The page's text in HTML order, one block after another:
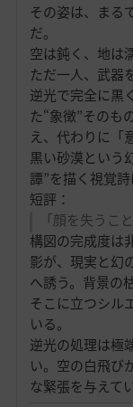
その姿は、まる
だ。
空は鈍く、地は
ただ一人、武器
逆光で完全に黒
た“象徴”そのも
え、代わりに「
黒い砂漠という
譚”を描く視覚詩
短評：
「顔を失うこ
構図の完成度は
影が、現実と幻
へ誘う。背景の
そこに立つシル
いる。
逆光の処理は極
い。空の白飛び
な緊張を与えて